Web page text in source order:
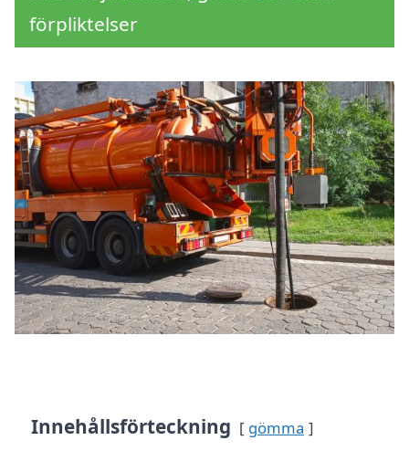
förpliktelser
Innehållsförteckning gömma